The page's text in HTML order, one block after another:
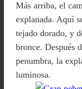
Más arriba, el
explanada. Aquí
tejado dorado, y
bronce. Después
penumbra, la
luminosa.